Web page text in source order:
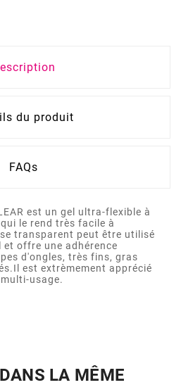
du produit
FAQs
est un gel ultra-flexible à
le rend très facile à
transparent peut être utilisé
et offre une adhérence
d'ongles, très fins, gras
est extrèmement apprécié
usage.
LA MÊME